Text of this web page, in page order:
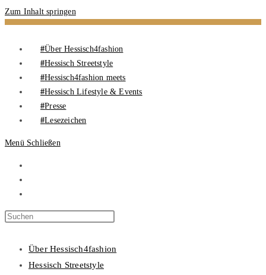
Zum Inhalt springen
Über Hessisch4fashion
Hessisch Streetstyle
Hessisch4fashion meets
Hessisch Lifestyle & Events
Presse
Lesezeichen
Menü Schließen
Über Hessisch4fashion
Hessisch Streetstyle